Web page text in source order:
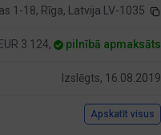
1-18, Rīga, Latvija LV-1035
EUR 3 124, pilnībā apmaksāts
Izslēgts, 16.08.2019
Apskatīt visus